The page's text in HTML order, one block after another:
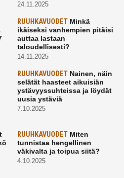
24.11.2025
RUUHKAVUODETMinkä
ikäiseksi vanhempien pitäisi
auttaa lastaan
taloudellisesti?
14.11.2025
RUUHKAVUODETNainen, näin
selätät haasteet aikuisiän
ystävyyssuhteissa ja löydät
uusia ystäviä
7.10.2025
RUUHKAVUODETMiten
tunnistaa hengellinen
väkivalta ja toipua siitä?
4.10.2025